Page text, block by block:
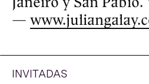
espacios.
Valeria Mata es
investigación se han
los cruces entre las prácticas